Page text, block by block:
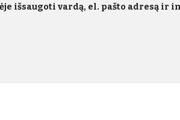
išsaugoti vardą, el. pašto adresą